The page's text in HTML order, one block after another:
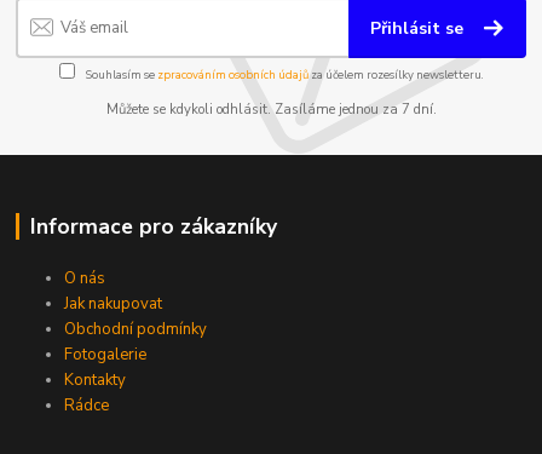
Přihlásit se
Souhlasím se zpracováním osobních údajůza účelem rozesílky newsletteru.
Můžete se kdykoli odhlásit. Zasíláme jednou za 7 dní.
Informace pro zákazníky
O nás
Jak nakupovat
Obchodní podmínky
Fotogalerie
Kontakty
Rádce